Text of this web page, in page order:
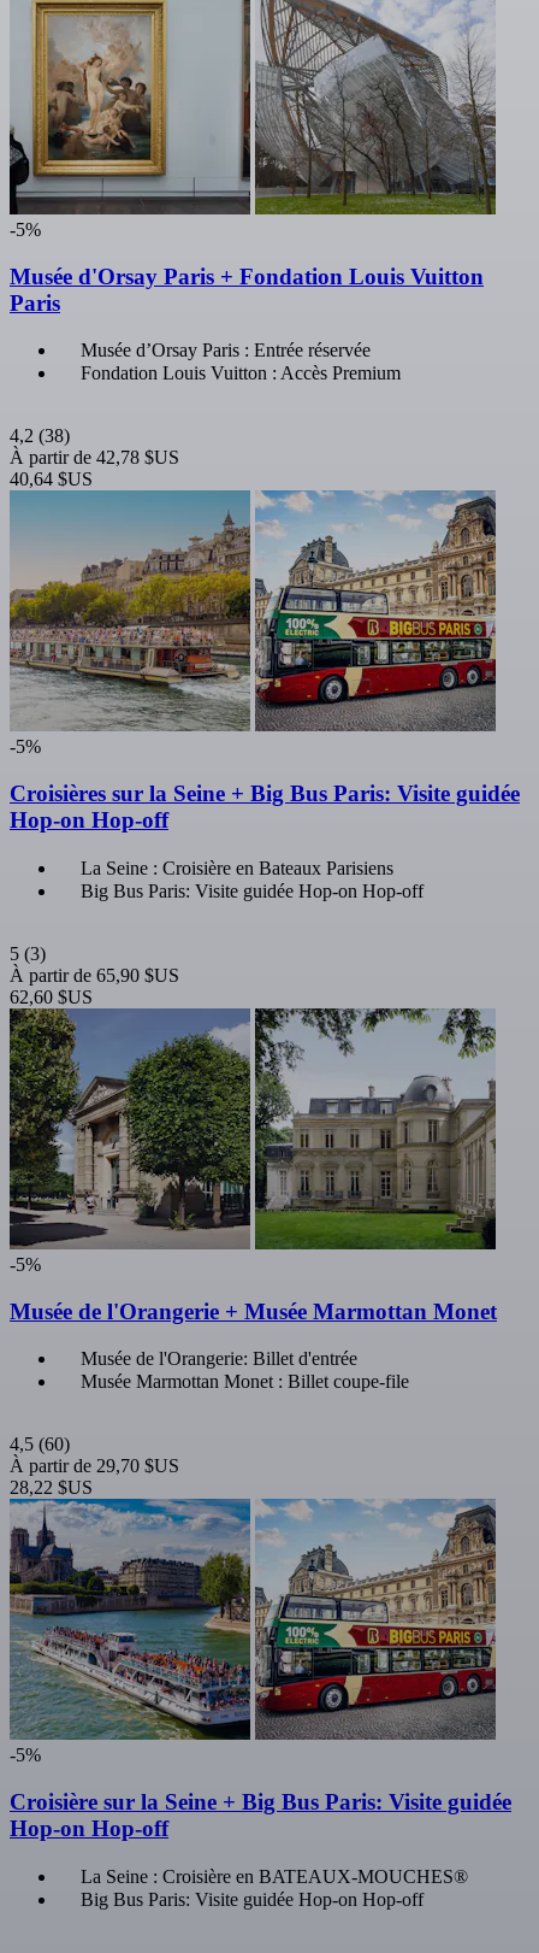
-5%
Musée d'Orsay Paris + Fondation Louis Vuitton
Paris
Musée d’Orsay Paris : Entrée réservée
Fondation Louis Vuitton : Accès Premium
4,2 (38)
À partir de 42,78 $US
40,64 $US
-5%
Croisières sur la Seine + Big Bus Paris: Visite guidée
Hop-on Hop-off
La Seine : Croisière en Bateaux Parisiens
Big Bus Paris: Visite guidée Hop-on Hop-off
5 (3)
À partir de 65,90 $US
62,60 $US
-5%
Musée de l'Orangerie + Musée Marmottan Monet
Musée de l'Orangerie: Billet d'entrée
Musée Marmottan Monet : Billet coupe-file
4,5 (60)
À partir de 29,70 $US
28,22 $US
-5%
Croisière sur la Seine + Big Bus Paris: Visite guidée
Hop-on Hop-off
La Seine : Croisière en BATEAUX-MOUCHES®
Big Bus Paris: Visite guidée Hop-on Hop-off